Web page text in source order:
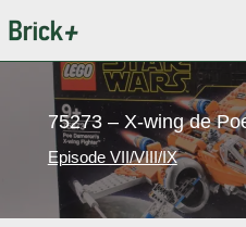
au
contenu
75273 – X-wing de
Episode VII/VIII/IX